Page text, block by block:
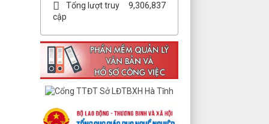
Tổng lượt truy
cập
9,306,837